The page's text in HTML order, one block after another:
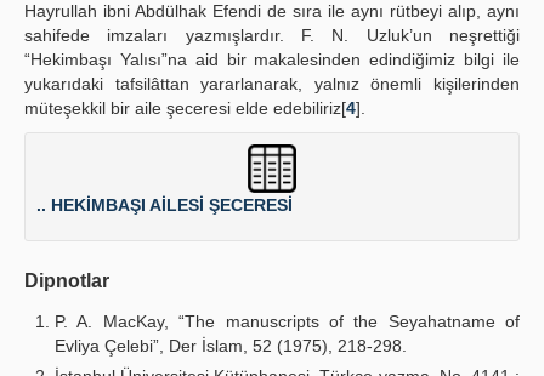
Hayrullah ibni Abdülhak Efendi de sıra ile aynı rütbeyi alıp, aynı
sahifede imzaları yazmışlardır. F. N. Uzluk’un neşrettiği
“Hekimbaşı Yalısı”na aid bir makalesinden edindiğimiz bilgi ile
yukarıdaki tafsilâttan yararlanarak, yalnız önemli kişilerinden
müteşekkil bir aile şeceresi elde edebiliriz[4].
.. HEKİMBAŞI AİLESİ ŞECERESİ
Dipnotlar
P. A. MacKay, “The manuscripts of the Seyahatname of
Evliya Çelebi”, Der İslam, 52 (1975), 218-298.